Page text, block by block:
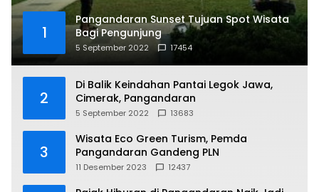
1
Pangandaran Sunset Tujuan Spot Wisata
Bagi Pengunjung
5 September 2022 17454
2
Di Balik Keindahan Pantai Legok Jawa,
Cimerak, Pangandaran
5 September 2022 13683
3
Wisata Eco Green Turism, Pemda
Pangandaran Gandeng PLN
11 Desember 2023 12437